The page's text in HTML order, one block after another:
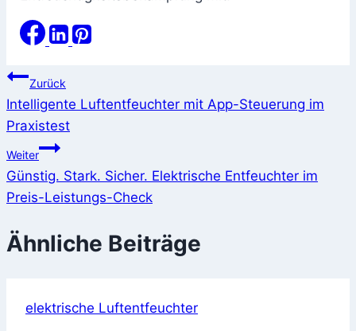
Beitragsnavigation
Zurück
Intelligente Luftentfeuchter mit App-Steuerung im
Praxistest
Weiter
Günstig. Stark. Sicher. Elektrische Entfeuchter im
Preis-Leistungs-Check
Ähnliche Beiträge
elektrische Luftentfeuchter